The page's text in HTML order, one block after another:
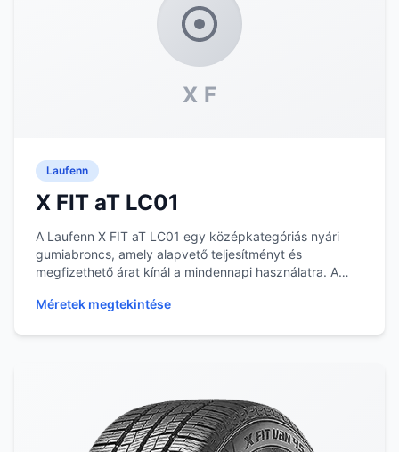
X F
Laufenn
X FIT aT LC01
A Laufenn X FIT aT LC01 egy középkategóriás nyári
gumiabroncs, amely alapvető teljesítményt és
megfizethető árat kínál a mindennapi használatra. A
Méretek megtekintése